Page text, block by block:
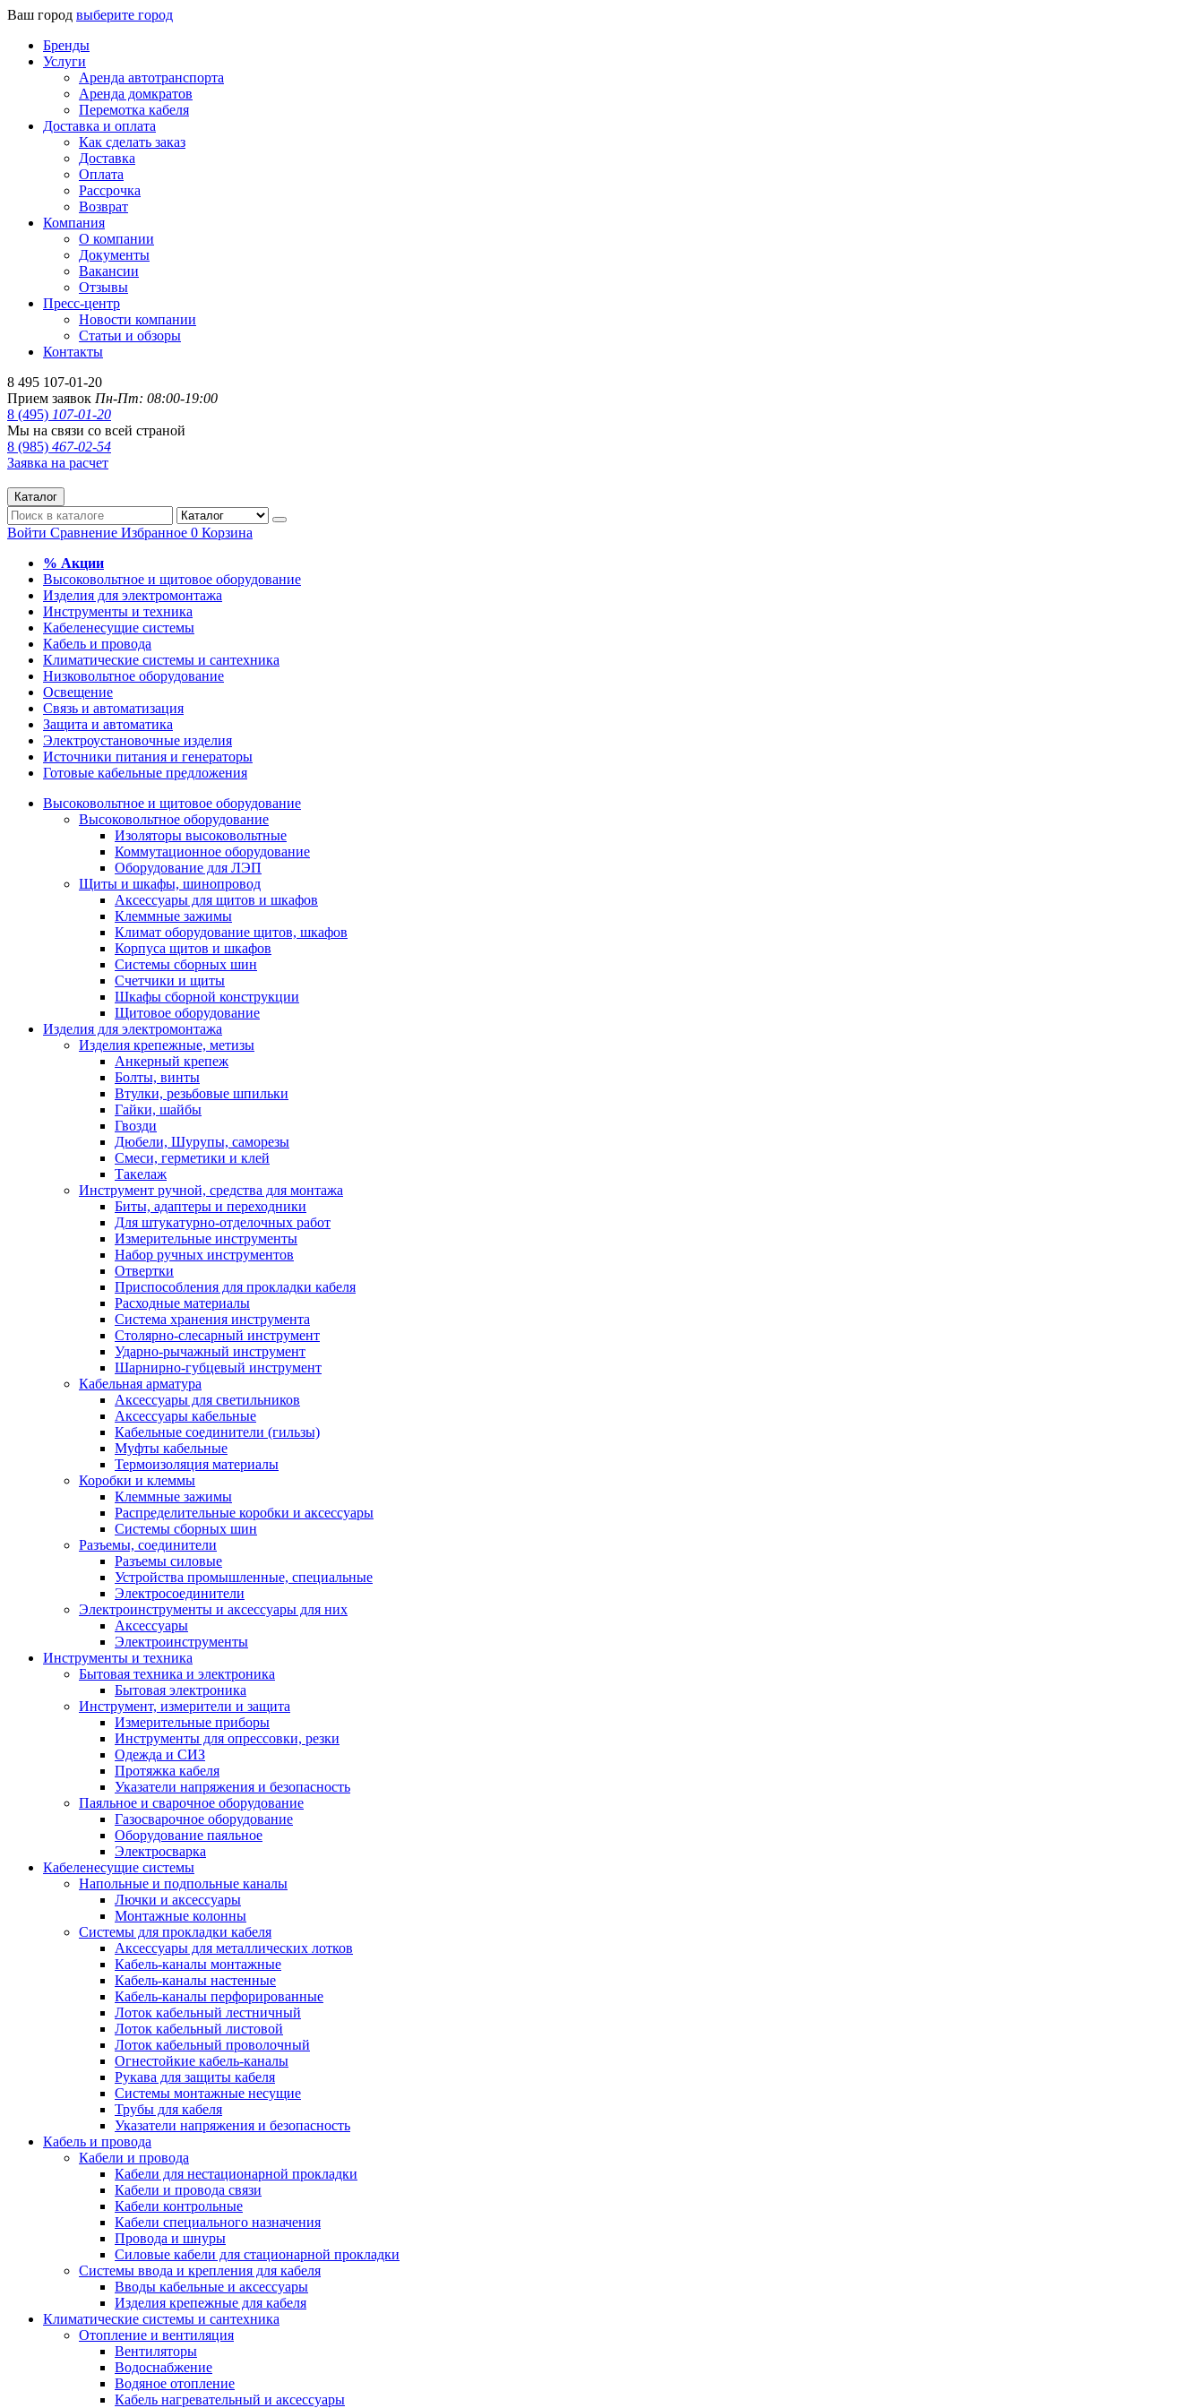
Ваш город выберите город
Бренды
Услуги
Аренда автотранспорта
Аренда домкратов
Перемотка кабеля
Доставка и оплата
Как сделать заказ
Доставка
Оплата
Рассрочка
Возврат
Компания
О компании
Документы
Вакансии
Отзывы
Пресс-центр
Новости компании
Статьи и обзоры
Контакты
8 495 107-01-20
Прием заявок Пн-Пт: 08:00-19:00
8 (495) 107-01-20
Мы на связи со всей страной
8 (985) 467-02-54
Заявка на расчет
Каталог
Войти Сравнение Избранное 0 Корзина
% Акции
Высоковольтное и щитовое оборудование
Изделия для электромонтажа
Инструменты и техника
Кабеленесущие системы
Кабель и провода
Климатические системы и сантехника
Низковольтное оборудование
Освещение
Связь и автоматизация
Защита и автоматика
Электроустановочные изделия
Источники питания и генераторы
Готовые кабельные предложения
Высоковольтное и щитовое оборудование
Высоковольтное оборудование
Изоляторы высоковольтные
Коммутационное оборудование
Оборудование для ЛЭП
Щиты и шкафы, шинопровод
Аксессуары для щитов и шкафов
Клеммные зажимы
Климат оборудование щитов, шкафов
Корпуса щитов и шкафов
Системы сборных шин
Счетчики и щиты
Шкафы сборной конструкции
Щитовое оборудование
Изделия для электромонтажа
Изделия крепежные, метизы
Анкерный крепеж
Болты, винты
Втулки, резьбовые шпильки
Гайки, шайбы
Гвозди
Дюбели, Шурупы, саморезы
Смеси, герметики и клей
Такелаж
Инструмент ручной, средства для монтажа
Биты, адаптеры и переходники
Для штукатурно-отделочных работ
Измерительные инструменты
Набор ручных инструментов
Отвертки
Приспособления для прокладки кабеля
Расходные материалы
Система хранения инструмента
Столярно-слесарный инструмент
Ударно-рычажный инструмент
Шарнирно-губцевый инструмент
Кабельная арматура
Аксессуары для светильников
Аксессуары кабельные
Кабельные соединители (гильзы)
Муфты кабельные
Термоизоляция материалы
Коробки и клеммы
Клеммные зажимы
Распределительные коробки и аксессуары
Системы сборных шин
Разъемы, соединители
Разъемы силовые
Устройства промышленные, специальные
Электросоединители
Электроинструменты и аксессуары для них
Аксессуары
Электроинструменты
Инструменты и техника
Бытовая техника и электроника
Бытовая электроника
Инструмент, измерители и защита
Измерительные приборы
Инструменты для опрессовки, резки
Одежда и СИЗ
Протяжка кабеля
Указатели напряжения и безопасность
Паяльное и сварочное оборудование
Газосварочное оборудование
Оборудование паяльное
Электросварка
Кабеленесущие системы
Напольные и подпольные каналы
Лючки и аксессуары
Монтажные колонны
Системы для прокладки кабеля
Аксессуары для металлических лотков
Кабель-каналы монтажные
Кабель-каналы настенные
Кабель-каналы перфорированные
Лоток кабельный лестничный
Лоток кабельный листовой
Лоток кабельный проволочный
Огнестойкие кабель-каналы
Рукава для защиты кабеля
Системы монтажные несущие
Трубы для кабеля
Указатели напряжения и безопасность
Кабель и провода
Кабели и провода
Кабели для нестационарной прокладки
Кабели и провода связи
Кабели контрольные
Кабели специального назначения
Провода и шнуры
Силовые кабели для стационарной прокладки
Системы ввода и крепления для кабеля
Вводы кабельные и аксессуары
Изделия крепежные для кабеля
Климатические системы и сантехника
Отопление и вентиляция
Вентиляторы
Водоснабжение
Водяное отопление
Кабель нагревательный и аксессуары